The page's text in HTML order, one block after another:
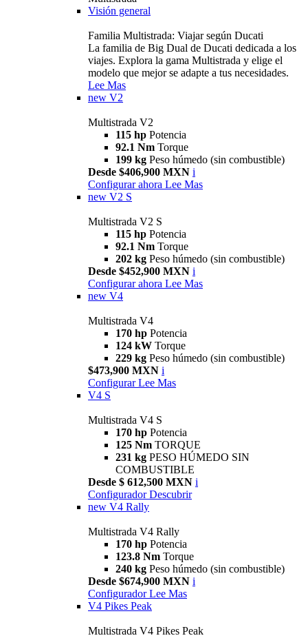
Visión general
Familia Multistrada: Viajar según Ducati
La familia de Big Dual de Ducati dedicada a los
viajes. Explora la gama Multistrada y elige el
modelo que mejor se adapte a tus necesidades.
Lee Mas
new V2
Multistrada V2
115 hp Potencia
92.1 Nm Torque
199 kg Peso húmedo (sin combustible)
Desde $406,900 MXN i
Configurar ahora Lee Mas
new V2 S
Multistrada V2 S
115 hp Potencia
92.1 Nm Torque
202 kg Peso húmedo (sin combustible)
Desde $452,900 MXN i
Configurar ahora Lee Mas
new V4
Multistrada V4
170 hp Potencia
124 kW Torque
229 kg Peso húmedo (sin combustible)
$473,900 MXN i
Configurar Lee Mas
V4 S
Multistrada V4 S
170 hp Potencia
125 Nm TORQUE
231 kg PESO HÚMEDO SIN
COMBUSTIBLE
Desde $ 612,500 MXN i
Configurador Descubrir
new V4 Rally
Multistrada V4 Rally
170 hp Potencia
123.8 Nm Torque
240 kg Peso húmedo (sin combustible)
Desde $674,900 MXN i
Configurador Lee Mas
V4 Pikes Peak
Multistrada V4 Pikes Peak